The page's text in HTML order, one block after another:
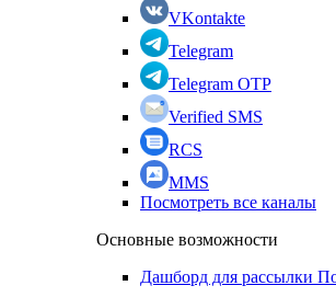
VKontakte
Telegram
Telegram OTP
Verified SMS
RCS
MMS
Посмотреть все каналы
Основные возможности
Дашборд для рассылки